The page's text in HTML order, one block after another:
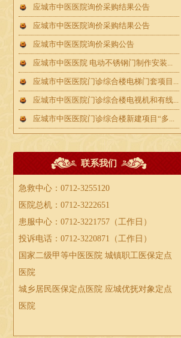
应城市中医医院询价采购结果公告
应城市中医医院询价采购结果公告
应城市中医医院询价采购公告
应城市中医医院 电动不锈钢门制作安装...
应城市中医医院门诊综合楼电梯门套项目...
应城市中医医院门诊综合楼电视机和有线...
应城市中医医院门诊综合楼新建项目“多...
联系我们
急救中心：0712-3255120
医院总机：0712-3222651
患服中心：0712-3221757（工作日）
投诉电话：0712-3220871（工作日）
国家二级甲等中医医院 城镇职工医保定点
医院
城乡居民医保定点医院 应城优抚对象定点
医院